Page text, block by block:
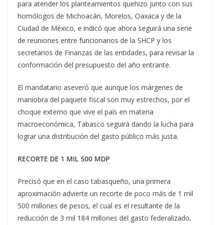
para atender los planteamientos quehizo junto con sus
homólogos de Michoacán, Morelos, Oaxaca y de la
Ciudad de México, e indicó que ahora seguirá una serie
de reuniones entre funcionarios de la SHCP y los
secretarios de Finanzas de las entidades, para revisar la
conformación del presupuesto del año entrante.
El mandatario aseveró que aunque los márgenes de
maniobra del paquete fiscal son muy estrechos, por el
choque externo que vive el país en materia
macroeconómica, Tabasco seguirá dando la lucha para
lograr una distribución del gasto público más justa.
RECORTE DE 1 MIL 500 MDP
Precisó que en el caso tabasqueño, una primera
aproximación advierte un recorte de poco más de 1 mil
500 millones de pesos, el cual es el resultante de la
reducción de 3 mil 184 millones del gasto federalizado,